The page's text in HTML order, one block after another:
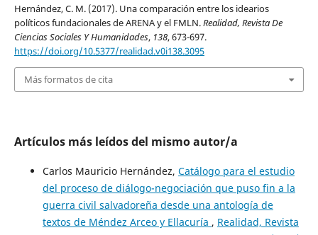
Hernández, C. M. (2017). Una comparación entre los idearios
políticos fundacionales de ARENA y el FMLN.Realidad, Revista De
Ciencias Sociales Y Humanidades, 138, 673-697.
https://doi.org/10.5377/realidad.v0i138.3095
Más formatos de cita
Artículos más leídos del mismo autor/a
Carlos Mauricio Hernández, Catálogo para el estudio
del proceso de diálogo-negociación que puso fin a la
guerra civil salvadoreña desde una antología de
textos de Méndez Arceo y Ellacuría , Realidad, Revista